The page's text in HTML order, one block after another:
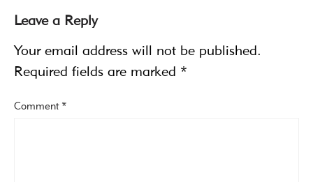
Leave a Reply
Your email address will not be published.
Required fields are marked *
Comment *